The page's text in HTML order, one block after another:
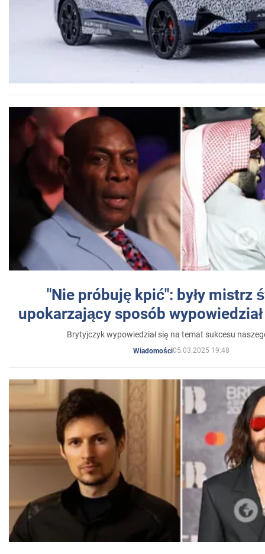
"Nie próbuję kpić": były mistrz
upokarzający sposób
Brytyjczyk wypowiedział się na temat sukcesu
Wiadomości05.03.2025 19:48